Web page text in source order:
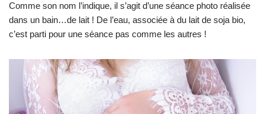
Comme son nom l’indique, il s’agit d’une séance photo réalisée
dans un bain…de lait ! De l’eau, associée à du lait de soja bio,
c’est parti pour une séance pas comme les autres !